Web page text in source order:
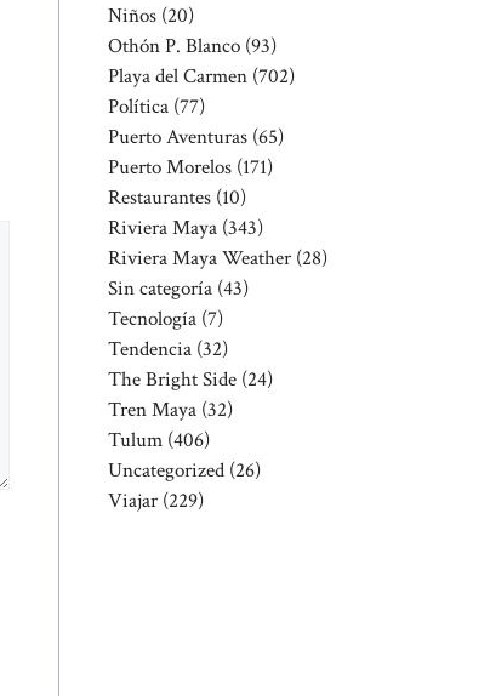
Niños (20)
Othón P. Blanco (93)
Playa del Carmen (702)
Política (77)
Puerto Aventuras (65)
Puerto Morelos (171)
Restaurantes (10)
Riviera Maya (343)
Riviera Maya Weather (28)
Sin categoría (43)
Tecnología (7)
Tendencia (32)
The Bright Side (24)
Tren Maya (32)
Tulum (406)
Uncategorized (26)
Viajar (229)